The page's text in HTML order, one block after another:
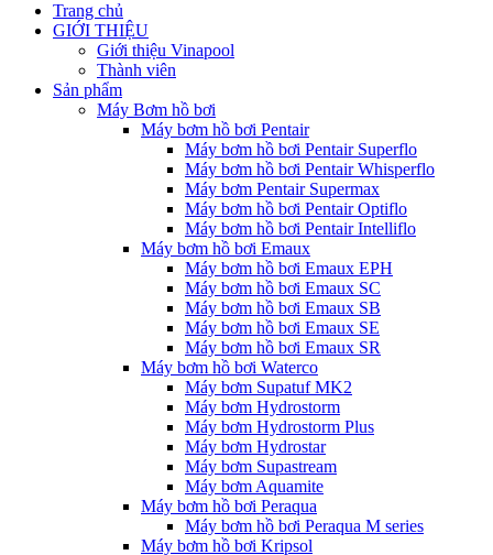
Trang chủ
GIỚI THIỆU
Giới thiệu Vinapool
Thành viên
Sản phẩm
Máy Bơm hồ bơi
Máy bơm hồ bơi Pentair
Máy bơm hồ bơi Pentair Superflo
Máy bơm hồ bơi Pentair Whisperflo
Máy bơm Pentair Supermax
Máy bơm hồ bơi Pentair Optiflo
Máy bơm hồ bơi Pentair Intelliflo
Máy bơm hồ bơi Emaux
Máy bơm hồ bơi Emaux EPH
Máy bơm hồ bơi Emaux SC
Máy bơm hồ bơi Emaux SB
Máy bơm hồ bơi Emaux SE
Máy bơm hồ bơi Emaux SR
Máy bơm hồ bơi Waterco
Máy bơm Supatuf MK2
Máy bơm Hydrostorm
Máy bơm Hydrostorm Plus
Máy bơm Hydrostar
Máy bơm Supastream
Máy bơm Aquamite
Máy bơm hồ bơi Peraqua
Máy bơm hồ bơi Peraqua M series
Máy bơm hồ bơi Kripsol